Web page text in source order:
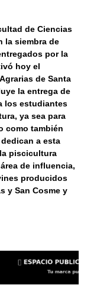
de Ciencias
la siembra de
por la
hoy el
de Santa
la entrega de
los estudiantes
ya sea para
como también
a esta
piscicultura
de influencia,
producidos
y San Cosme y